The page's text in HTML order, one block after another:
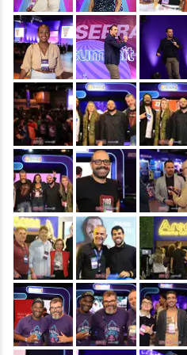
&nbsp; &nbsp; &nbsp;
&nbsp; &nbsp; &nbsp;
&nbsp; &nbsp; &nbsp;
&nbsp; &nbsp; &nbsp;
&nbsp; &nbsp; &nbsp;